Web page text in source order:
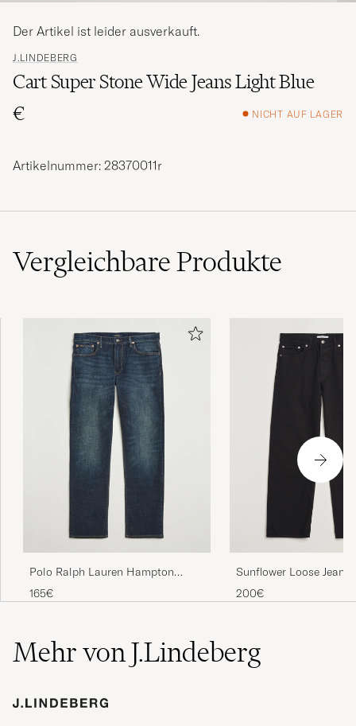
J.LINDEBERG
Cart Super Stone Wide Jeans Light Blue
€
NICHT AUF LAGER
Der Artikel ist leider ausverkauft.
Artikelnummer: 28370011r
VergleichbareProdukte
Polo Ralph Lauren Hampton
Straight Fit Low Str Jeans Murphy
Street
165€
Sunflower Loose Jeans
Rinse
200€
Mehr von J.Lindeberg